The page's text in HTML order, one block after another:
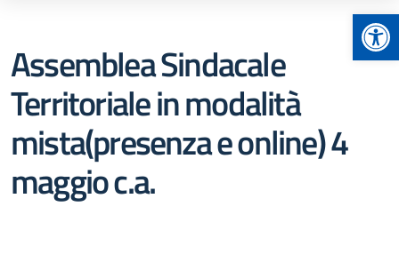
Assemblea Sindacale
Territoriale in modalità
mista(presenza e online) 4
maggio c.a.